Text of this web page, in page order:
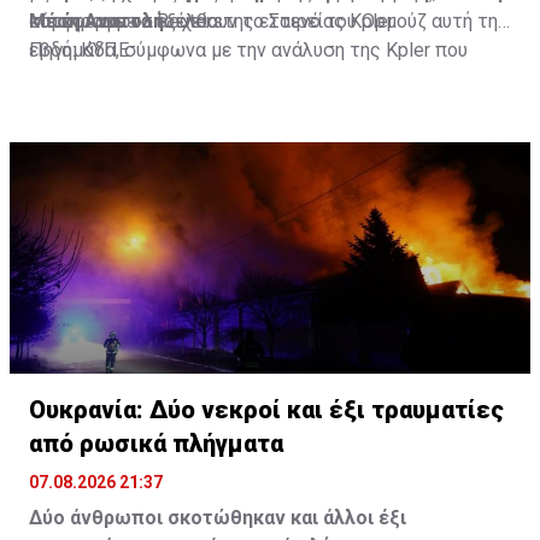
Μέση Ανατολή.
κατέγραψε το Reuters.
σύμφωνα με στοιχεία της εταιρείας Kpler.
κατάφεραν να εξέλθουν το Στενό του Ορμούζ αυτή την
εβδομάδα, σύμφωνα με την ανάλυση της Kpler που
Πηγή: KYΠΕ
Ουκρανία: Δύο νεκροί και έξι τραυματίες
από ρωσικά πλήγματα
07.08.2026 21:37
Δύο άνθρωποι σκοτώθηκαν και άλλοι έξι